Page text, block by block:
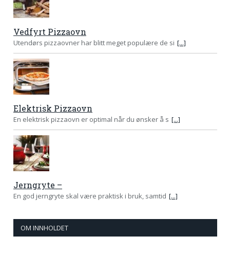
Vedfyrt Pizzaovn
Utendørs pizzaovner har blitt meget populære de si [...]
Elektrisk Pizzaovn
En elektrisk pizzaovn er optimal når du ønsker å s [...]
Jerngryte –
En god jerngryte skal være praktisk i bruk, samtid [...]
OM INNHOLDET